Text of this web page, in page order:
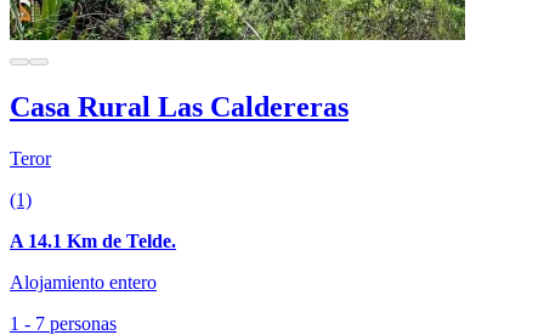
Casa Rural Las Caldereras
Teror
(1)
A 14.1 Km de Telde.
Alojamiento entero
1 - 7 personas